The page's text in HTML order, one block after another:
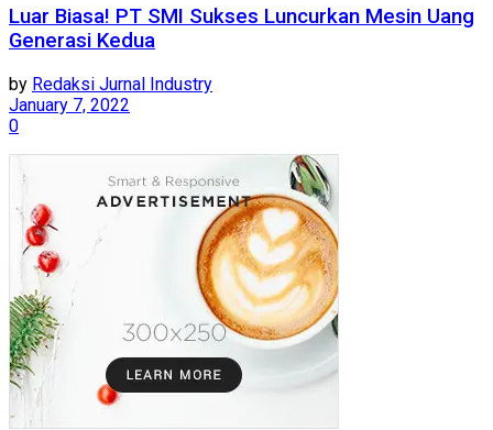
Luar Biasa! PT SMI Sukses Luncurkan Mesin Uang
Generasi Kedua
by Redaksi Jurnal Industry
January 7, 2022
0